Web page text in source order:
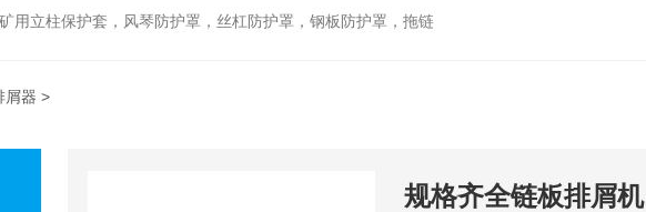
用立柱保护套，风琴防护罩，丝杠防护罩，钢板防护罩，拖链
屑器 >
规格齐全链板排屑机